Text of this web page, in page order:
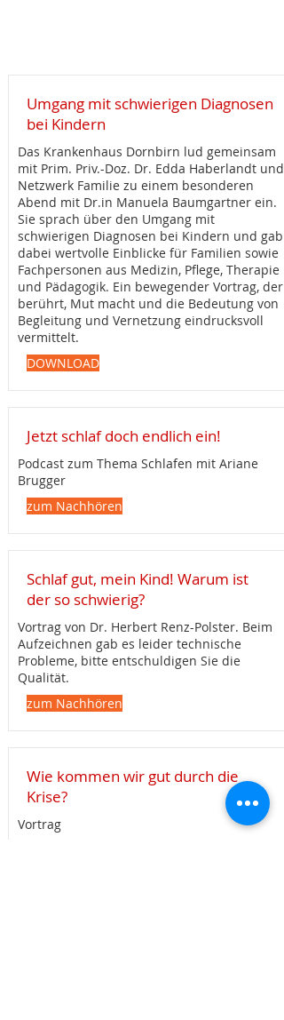
Umgang mit schwierigen Diagnosen
bei Kindern
Das Krankenhaus Dornbirn lud gemeinsam
mit Prim. Priv.-Doz. Dr. Edda Haberlandt und
Netzwerk Familie zu einem besonderen
Abend mit Dr.in Manuela Baumgartner ein.
Sie sprach über den Umgang mit
schwierigen Diagnosen bei Kindern und gab
dabei wertvolle Einblicke für Familien sowie
Fachpersonen aus Medizin, Pflege, Therapie
und Pädagogik. Ein bewegender Vortrag, der
berührt, Mut macht und die Bedeutung von
Begleitung und Vernetzung eindrucksvoll
vermittelt.
DOWNLOAD
Jetzt schlaf doch endlich ein!
Podcast zum Thema Schlafen mit Ariane
Brugger
zum Nachhören
Schlaf gut, mein Kind! Warum ist
der so schwierig?
Vortrag von Dr. Herbert Renz-Polster. Beim
Aufzeichnen gab es leider technische
Probleme, bitte entschuldigen Sie die
Qualität.
zum Nachhören
Wie kommen wir gut durch die
Krise?
Vortrag